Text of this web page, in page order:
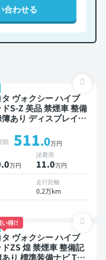
合わせる
タ ヴォクシー ハイブ
ドS-Z 美品 禁煙車 整備
あり ディスプレイオ
ラインドスポットモ
デジタルインナーミ
オートクルーズ 3列シ
スマートキー ETC 電
クドア バックモニタ
方位カメラ ドライブ
ーダー 衝突軽減 両側
額 511.0万円
万円
諸費用
11.0万円
走行距離
0.2万km
い得!!
タ ヴォクシー ハイブ
ドZS 煌 禁煙車 整備記
り 標準装備ナビ TV